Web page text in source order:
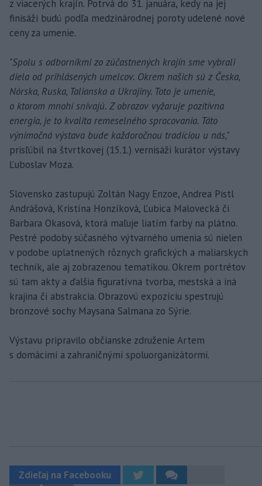
z viacerých krajín. Potrvá do 31. januára, kedy na jej
finisáži budú podľa medzinárodnej poroty udelené nové
ceny za umenie.
"Spolu s odborníkmi zo zúčastnených krajín sme vybrali
diela od prihlásených umelcov. Okrem našich sú z Česka,
Nórska, Ruska, Talianska a Ukrajiny. Toto je umenie,
o ktorom mnohí snívajú. Z obrazov vyžaruje pozitívna
energia, je to kvalita remeselného spracovania. Táto
výnimočná výstava bude každoročnou tradíciou u nás,"
prisľúbil na štvrtkovej (15.1.) vernisáži kurátor výstavy
Ľuboslav Moza.
Slovensko zastupujú Zoltán Nagy Enzoe, Andrea Pistl
Andrášová, Kristína Honzíková, Ľubica Malovecká či
Barbara Okasová, ktorá maľuje liatím farby na plátno.
Pestré podoby súčasného výtvarného umenia sú nielen
v podobe uplatnených rôznych grafických a maliarskych
techník, ale aj zobrazenou tematikou. Okrem portrétov
sú tam akty a ďalšia figuratívna tvorba, mestská a iná
krajina či abstrakcia. Obrazovú expozíciu spestrujú
bronzové sochy Maysana Salmana zo Sýrie.
Výstavu pripravilo občianske združenie Artem
s domácimi a zahraničnými spoluorganizátormi.
Zdieľaj na Facebooku